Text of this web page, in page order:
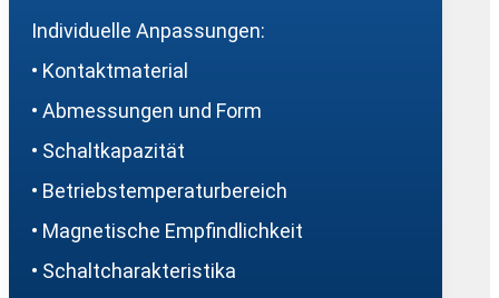
Individuelle Anpassungen:
• Kontaktmaterial
• Abmessungen und Form
• Schaltkapazität
• Betriebstemperaturbereich
• Magnetische Empfindlichkeit
• Schaltcharakteristika